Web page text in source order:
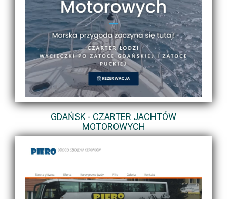
GDAŃSK - CZARTER JACHTÓW
MOTOROWYCH